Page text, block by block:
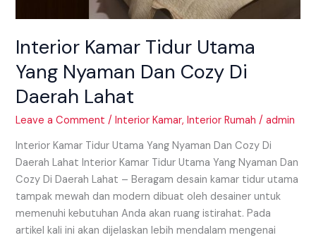
Interior Kamar Tidur Utama
Yang Nyaman Dan Cozy Di
Daerah Lahat
Leave a Comment /Interior Kamar,Interior Rumah /admin
Interior Kamar Tidur Utama Yang Nyaman Dan Cozy Di
Daerah Lahat Interior Kamar Tidur Utama Yang Nyaman Dan
Cozy Di Daerah Lahat – Beragam desain kamar tidur utama
tampak mewah dan modern dibuat oleh desainer untuk
memenuhi kebutuhan Anda akan ruang istirahat. Pada
artikel kali ini akan dijelaskan lebih mendalam mengenai